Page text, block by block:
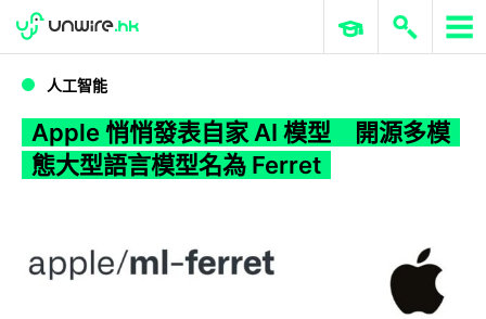
WWDC 2026 ERP 與商業 AI
人工智能
Apple 悄悄發表自家 AI 模型 開源多模
態大型語言模型名為 Ferret